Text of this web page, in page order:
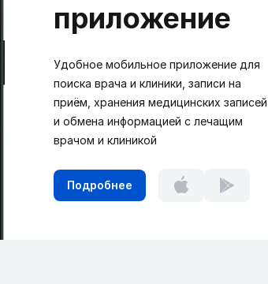
приложение
Удобное мобильное приложение для
поиска врача и клиники, записи на
приём, хранения медицинских записей
и обмена информацией с лечащим
врачом и клиникой
Подробнее